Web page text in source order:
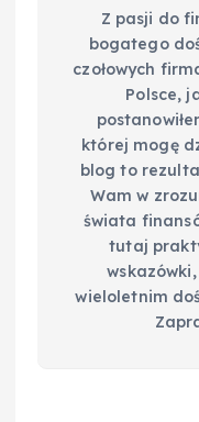
Z pasji do
bogatego
czołowych
Polsce,
której mogę
blog to
Wam w
świata
tutaj
wieloletnim